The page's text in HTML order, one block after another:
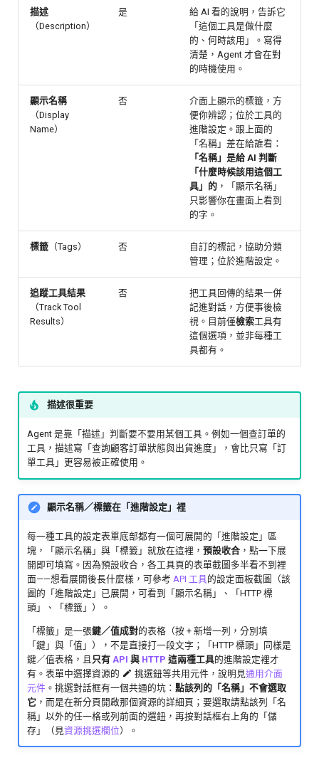
描述
（Description）
是
給 AI 看的說明，告訴它
「這個工具是做什麼
的、何時該用」。寫得
清楚，Agent 才會在對
的時機使用。
顯示名稱
（Display
Name）
否
介面上顯示的標籤，方
便你辨認；位於工具的
進階設定。跟上面的
「名稱」差在給誰看：
「名稱」是給 AI 判斷
「什麼時候該用這個工
具」的，「顯示名稱」
只影響你在畫面上看到
的字。
標籤（Tags） 否
自訂的標記，協助分類
管理；位於進階設定。
追蹤工具結果
（Track Tool
Results）
否
把工具回傳的結果一併
記進對話，方便事後檢
視。目前僅檢索工具有
這個選項，並非每種工
具都有。
描述很重要
Agent 是靠「描述」判斷要不要用某個工具。例如一個查訂單的
工具，描述寫「查詢顧客訂單狀態與出貨進度」，會比只寫「訂
單工具」更容易被正確使用。
顯示名稱／標籤在「進階設定」裡
每一種工具的設定表單底部都有一個可展開的「進階設定」區
塊，「顯示名稱」與「標籤」就放在這裡，預設收合 ，點一下展
開即可填寫。因為預設收合，各工具頁的表單截圖多半看不到裡
面——想看展開後長什麼樣，可參考 API 工具的設定面板截圖（該
圖的「進階設定」已展開，可看到「顯示名稱」、「HTTP 標
頭」、「標籤」）。
「標籤」是一張鍵／值成對的表格（按 + 新增一列，分別填
「鍵」與「值」），不是直接打一段文字；「HTTP 標頭」同樣是
鍵／值表格，且 只有 API 與 HTTP 這兩種工具的進階設定裡才
有。表單中選擇資源的
挑選鈕等共用元件，說明見通用介面
元件 。挑選對話框有一個共通的坑：點該列的「名稱」不會選取
它 ，而是在新分頁開啟那個資源的詳細頁；要選取請點該列「名
稱」以外的任一格或列前面的選鈕，再按對話框右上角的「儲
存」（見資源挑選欄位）。